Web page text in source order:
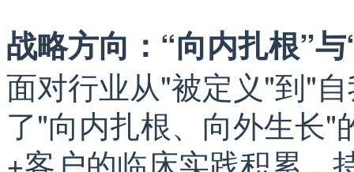
战略方向：“向内扎根”
面对行业从"被定义"到"
了"向内扎根、向外生长
+客户的临床实践积累，